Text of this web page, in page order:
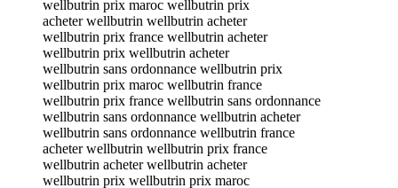
wellbutrin prix maroc wellbutrin prix
acheter wellbutrin wellbutrin acheter
wellbutrin prix france wellbutrin acheter
wellbutrin prix wellbutrin acheter
wellbutrin sans ordonnance wellbutrin prix
wellbutrin prix maroc wellbutrin france
wellbutrin prix france wellbutrin sans ordonnance
wellbutrin sans ordonnance wellbutrin acheter
wellbutrin sans ordonnance wellbutrin france
acheter wellbutrin wellbutrin prix france
wellbutrin acheter wellbutrin acheter
wellbutrin prix wellbutrin prix maroc